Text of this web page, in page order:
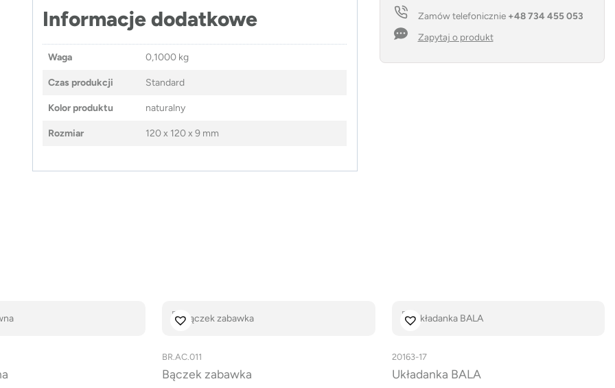
PAWN
Zamów telefonicznie +48 734 455 053
Zapytaj o produkt
Informacje dodatkowe
Waga 0,1000 kg
Czas produkcji Standard
Kolor produktu naturalny
Rozmiar 120 x 120 x 9 mm
BR.AC.011
Bączek zabawka
20163-17
Układanka BALA